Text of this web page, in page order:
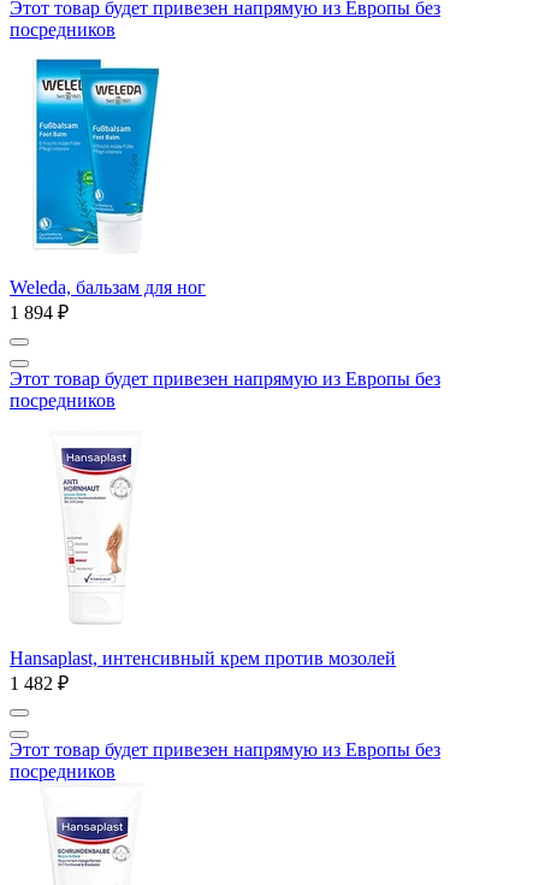
Этот товар будет привезен напрямую из Европы без
посредников
Weleda, бальзам для ног
1 894 ₽
Этот товар будет привезен напрямую из Европы без
посредников
Hansaplast, интенсивный крем против мозолей
1 482 ₽
Этот товар будет привезен напрямую из Европы без
посредников